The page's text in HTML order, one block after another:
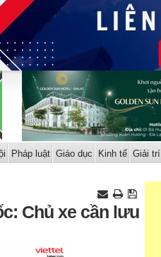
Pháp luật Giáo dục Kinh tế Giải trí
Chủ xe cần lưu